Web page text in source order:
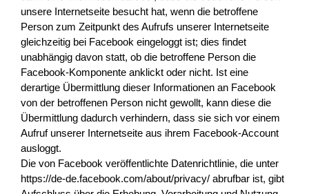
unsere Internetseite besucht hat, wenn die betroffene
Person zum Zeitpunkt des Aufrufs unserer Internetseite
gleichzeitig bei Facebook eingeloggt ist; dies findet
unabhängig davon statt, ob die betroffene Person die
Facebook-Komponente anklickt oder nicht. Ist eine
derartige Übermittlung dieser Informationen an Facebook
von der betroffenen Person nicht gewollt, kann diese die
Übermittlung dadurch verhindern, dass sie sich vor einem
Aufruf unserer Internetseite aus ihrem Facebook-Account
ausloggt.
Die von Facebook veröffentlichte Datenrichtlinie, die unter
https://de-de.facebook.com/about/privacy/ abrufbar ist, gibt